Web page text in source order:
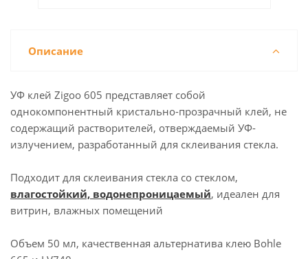
Описание
УФ клей Zigoo 605 представляет собой
однокомпонентный кристально-прозрачный клей, не
содержащий растворителей, отверждаемый УФ-
излучением, разработанный для склеивания стекла.
Подходит для склеивания стекла со стеклом,
влагостойкий, водонепроницаемый, идеален для
витрин, влажных помещений
Объем 50 мл, качественная альтернатива клею Bohle